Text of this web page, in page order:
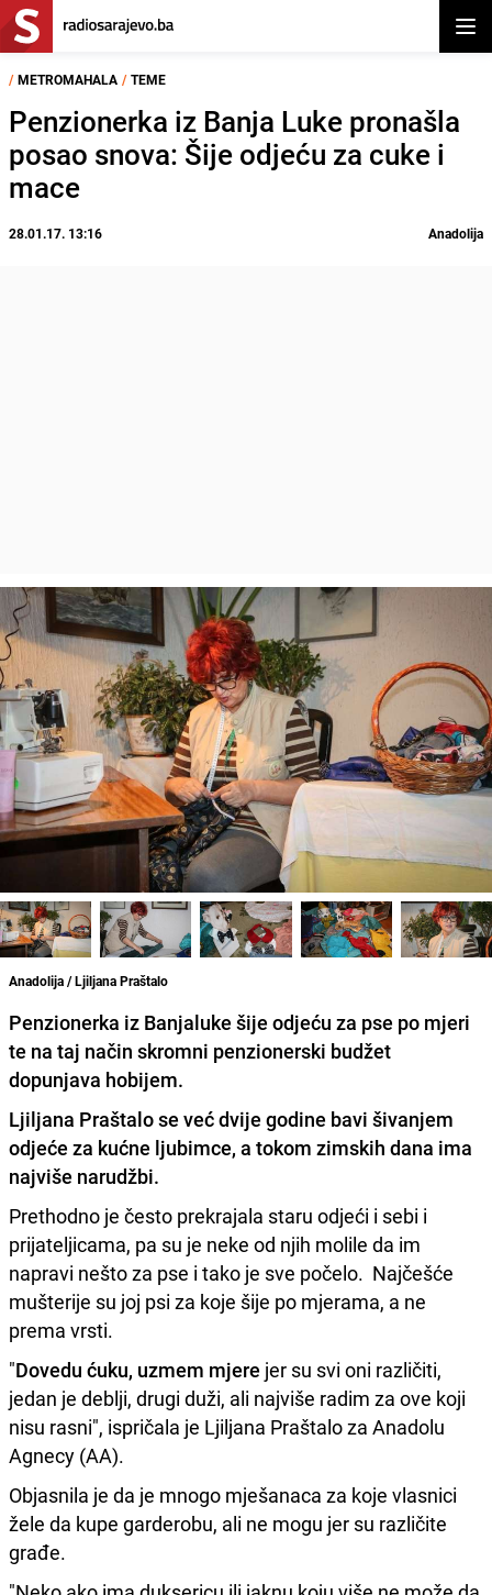
/ METROMAHALA / TEME
Penzionerka iz Banja Luke pronašla
posao snova: Šije odjeću za cuke i
mace
28.01.17. 13:16 Anadolija
Anadolija / Ljiljana Praštalo
Penzionerka iz Banjaluke šije odjeću za pse po mjeri
te na taj način skromni penzionerski budžet
dopunjava hobijem.
Ljiljana Praštalose već dvije godine bavi šivanjem
odjeće za kućne ljubimce, a tokom zimskih dana ima
najviše narudžbi.
Prethodno je često prekrajala staru odjeći i sebi i
prijateljicama, pa su je neke od njih molile da im
napravi nešto za pse i tako je sve počelo. Najčešće
mušterije su joj psi za koje šije po mjerama, a ne
prema vrsti.
"Dovedu ćuku, uzmem mjere jer su svi oni različiti,
jedan je deblji, drugi duži, ali najviše radim za ove koji
nisu rasni", ispričala je Ljiljana Praštalo za Anadolu
Agnecy (AA).
Objasnila je da je mnogo mješanaca za koje vlasnici
žele da kupe garderobu, ali ne mogu jer su različite
građe.